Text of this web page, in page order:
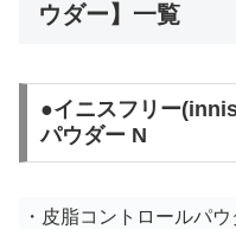
ウダー】一覧
●イニスフリー
パウダー N
・皮脂コントロールパ